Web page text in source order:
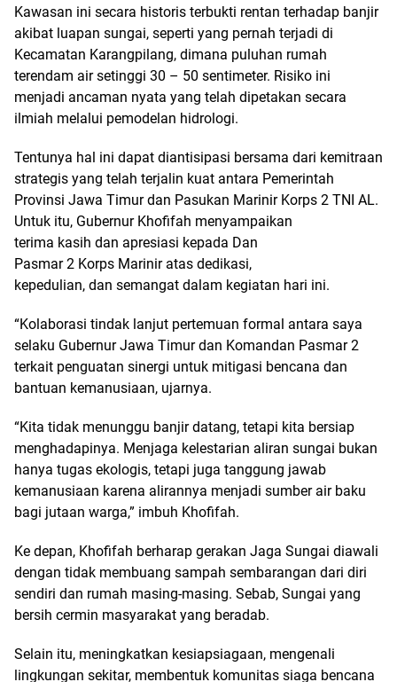
Kawasan ini secara historis terbukti rentan terhadap banjir
akibat luapan sungai, seperti yang pernah terjadi di
Kecamatan Karangpilang, dimana puluhan rumah
terendam air setinggi 30 – 50 sentimeter. Risiko ini
menjadi ancaman nyata yang telah dipetakan secara
ilmiah melalui pemodelan hidrologi.
Tentunya hal ini dapat diantisipasi bersama dari kemitraan
strategis yang telah terjalin kuat antara Pemerintah
Provinsi Jawa Timur dan Pasukan Marinir Korps 2 TNI AL.
Untuk itu, Gubernur Khofifah menyampaikan
terima kasih dan apresiasi kepada Dan
Pasmar 2 Korps Marinir atas dedikasi,
kepedulian, dan semangat dalam kegiatan hari ini.
“Kolaborasi tindak lanjut pertemuan formal antara saya
selaku Gubernur Jawa Timur dan Komandan Pasmar 2
terkait penguatan sinergi untuk mitigasi bencana dan
bantuan kemanusiaan, ujarnya.
“Kita tidak menunggu banjir datang, tetapi kita bersiap
menghadapinya. Menjaga kelestarian aliran sungai bukan
hanya tugas ekologis, tetapi juga tanggung jawab
kemanusiaan karena alirannya menjadi sumber air baku
bagi jutaan warga,” imbuh Khofifah.
Ke depan, Khofifah berharap gerakan Jaga Sungai diawali
dengan tidak membuang sampah sembarangan dari diri
sendiri dan rumah masing-masing. Sebab, Sungai yang
bersih cermin masyarakat yang beradab.
Selain itu, meningkatkan kesiapsiagaan, mengenali
lingkungan sekitar, membentuk komunitas siaga bencana